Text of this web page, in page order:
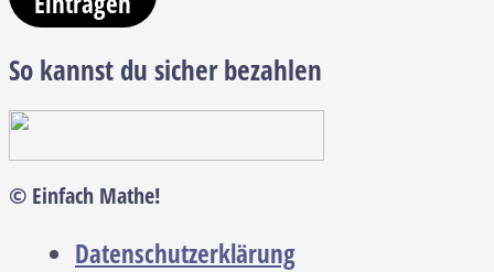
So kannst du sicher bezahlen
© Einfach Mathe!
Datenschutzerklärung